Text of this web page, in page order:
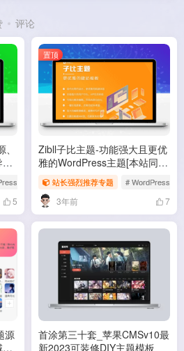
评论
# WordPress主题 # WordPress付费主题
5
置顶
Zibll子比主题-功能强大且更优
雅的WordPress主题[本站同款
主题]站长强烈推荐专题 # WordPress
3年前 7
源
首涂第三十套_苹果CMSv10最
新2023可装修DIY主题模板